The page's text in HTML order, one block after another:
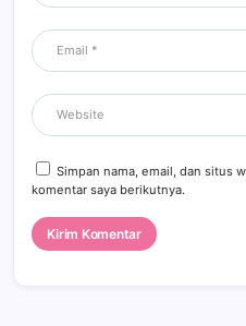
Simpan nama, email, dan situs
komentar saya berikutnya.